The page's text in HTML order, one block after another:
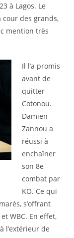
à Lagos. Le
des grands,
mention très
Il l’a promis
avant de
quitter
Cotonou.
Damien
Zannou a
réussi à
enchaîner
son 8e
combat par
KO. Ce qui
s’offrant
WBC. En effet,
l’extérieur de